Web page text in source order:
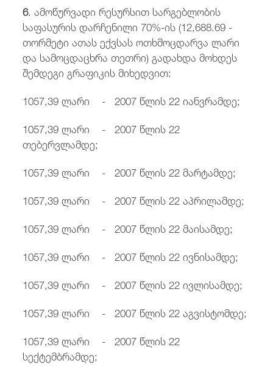
6. ამოწურვადი რესურსით სარგებლობის
საფასურის დარჩენილი 70%-ის (12,688.69 -
თორმეტი ათას ექვსას ოთხმოცდარვა ლარი
და სამოცდაცხრა თეთრი) გადახდა მოხდეს
შემდეგი გრაფიკის მიხედვით:
1057,39 ლარი - 2007 წლის 22 იანვრამდე;
1057,39 ლარი - 2007 წლის 22
თებერვლამდე;
1057,39 ლარი - 2007 წლის 22 მარტამდე;
1057,39 ლარი - 2007 წლის 22 აპრილამდე;
1057,39 ლარი - 2007 წლის 22 მაისამდე;
1057,39 ლარი - 2007 წლის 22 ივნისამდე;
1057,39 ლარი - 2007 წლის 22 ივლისამდე;
1057,39 ლარი - 2007 წლის 22 აგვისტომდე;
1057,39 ლარი - 2007 წლის 22
სექტემბრამდე;